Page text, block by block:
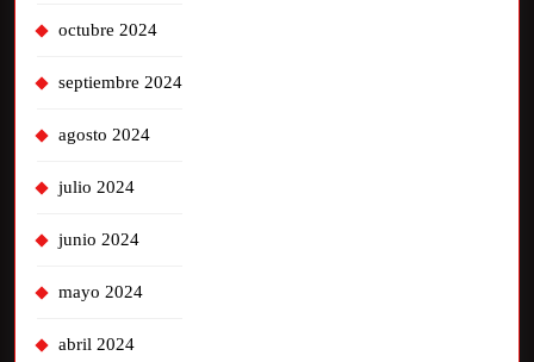
octubre 2024
septiembre 2024
agosto 2024
julio 2024
junio 2024
mayo 2024
abril 2024